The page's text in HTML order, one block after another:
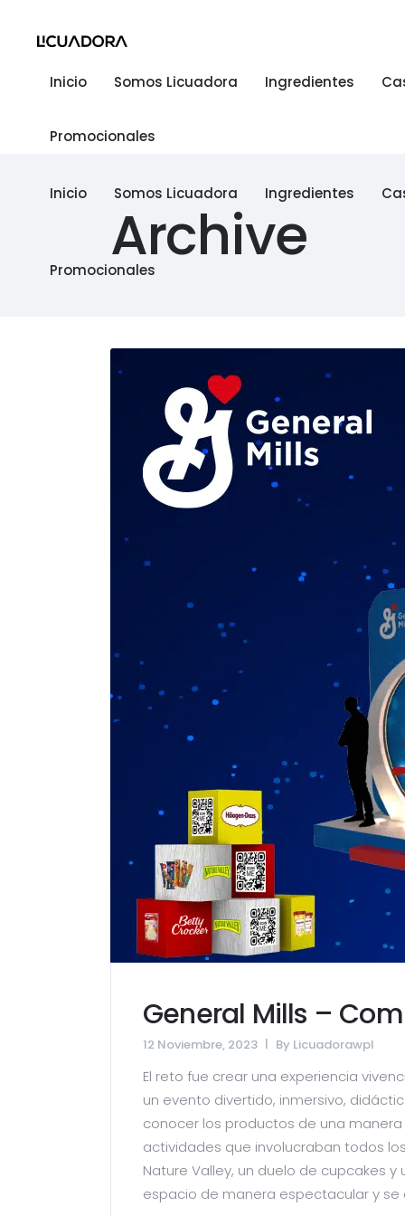
Inicio Somos Licuadora Ingredientes
Promocionales
Inicio Somos Licuadora Ingredientes
Promocionales
Archive
General Mills –
12 Noviembre, 2023 By Licuadorawpl
El reto fue crear una experiencia
un evento divertido, inmersivo,
conocer los productos de una
actividades que involucraban todos
Nature Valley, un duelo de cupcakes
espacio de manera espectacular y se